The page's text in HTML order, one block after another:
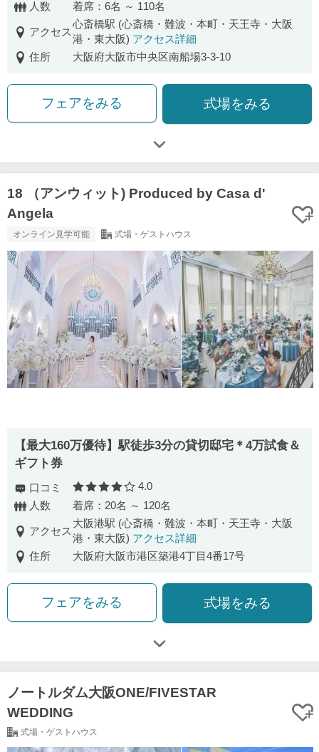
人数
着席：6名 ～ 110名
アクセス
心斎橋駅 (心斎橋・難波・本町・天王寺・大阪
港・東大阪) アクセス詳細
住所
大阪府大阪市中央区南船場3-3-10
フェアをみる 式場をみる
18 （アンウィット) Produced by Casa d'
Angela
オンライン見学可能 式場・ゲストハウス
【最大160万優待】駅徒歩3分の貸切邸宅＊4万試食＆
ギフト券
口コミ 口コミ評価
4.0
人数
着席：20名 ～ 120名
アクセス
大阪港駅 (心斎橋・難波・本町・天王寺・大阪
港・東大阪) アクセス詳細
住所
大阪府大阪市港区築港4丁目4番17号
フェアをみる 式場をみる
ノートルダム大阪ONE/FIVESTAR
WEDDING
式場・ゲストハウス